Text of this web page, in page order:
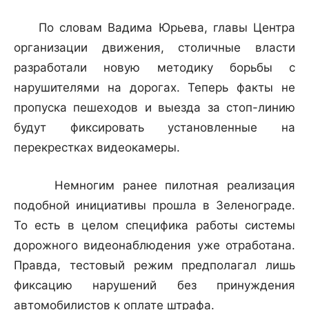
По словам Вадима Юрьева, главы Центра
организации движения, столичные власти
разработали новую методику борьбы с
нарушителями на дорогах. Теперь факты не
пропуска пешеходов и выезда за стоп-линию
будут фиксировать установленные на
перекрестках видеокамеры.
Немногим ранее пилотная реализация
подобной инициативы прошла в Зеленограде.
То есть в целом специфика работы системы
дорожного видеонаблюдения уже отработана.
Правда, тестовый режим предполагал лишь
фиксацию нарушений без принуждения
автомобилистов к оплате штрафа.